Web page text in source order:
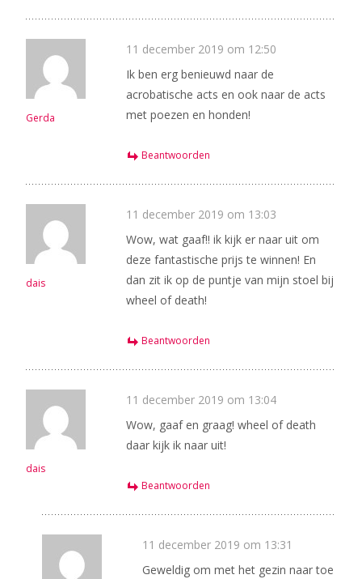
Gerda
11 december 2019 om 12:50
Ik ben erg benieuwd naar de
acrobatische acts en ook naar de acts
met poezen en honden!
Beantwoorden
dais
11 december 2019 om 13:03
Wow, wat gaaf!! ik kijk er naar uit om
deze fantastische prijs te winnen! En
dan zit ik op de puntje van mijn stoel bij
wheel of death!
Beantwoorden
dais
11 december 2019 om 13:04
Wow, gaaf en graag! wheel of death
daar kijk ik naar uit!
Beantwoorden
11 december 2019 om 13:31
Geweldig om met het gezin naar toe